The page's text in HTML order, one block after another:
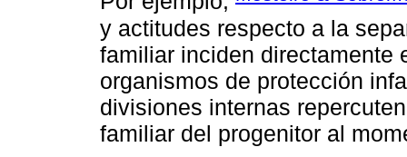
y actitudes respecto a la
familiar inciden directamente
organismos de protección
divisiones internas
familiar del progenitor al